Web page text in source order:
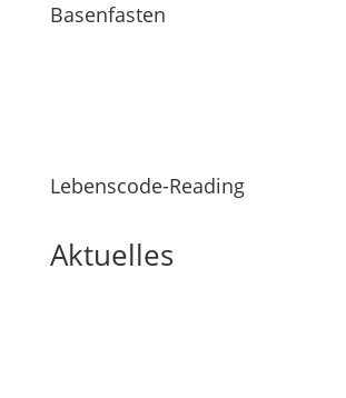
Basenfasten
Lebenscode-Reading
Aktuelles